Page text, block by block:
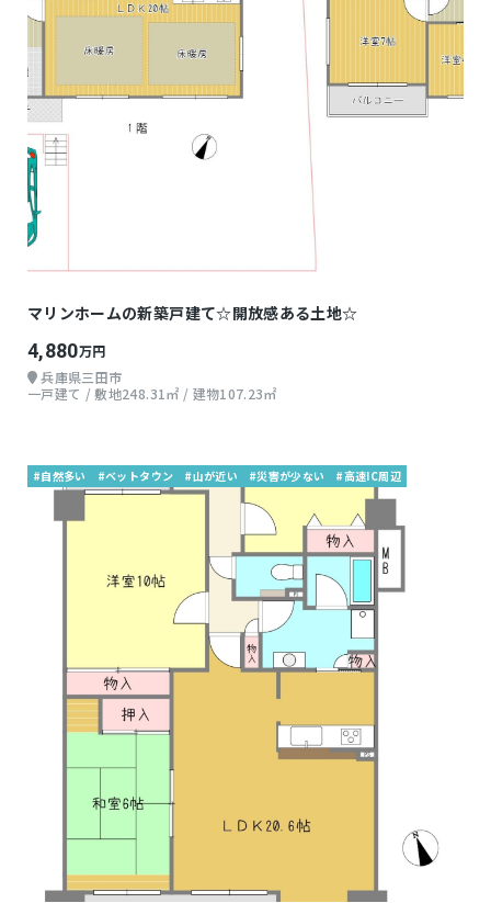
マリンホームの新築戸建て☆開放感ある土地☆
4,880万円
兵庫県三田市
一戸建て / 敷地248.31㎡ / 建物107.23㎡
#自然多い #ベットタウン #山が近い #災害が少ない #高速IC周辺